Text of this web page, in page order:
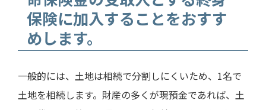
保険に加入することをおすす
めします。
一般的には、土地は相続で分割しにくいため、 1名で
土地を相続します。財産の多くが現預金であれば、土